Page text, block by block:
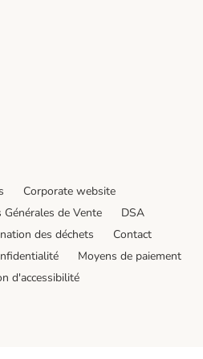
Corporate website
Générales de Vente
DSA
des déchets
Contact
Moyens de paiement
d'accessibilité